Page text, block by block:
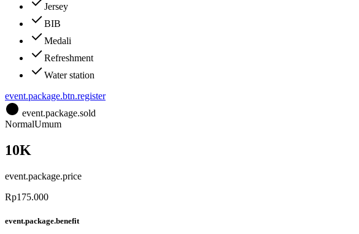
Jersey
BIB
Medali
Refreshment
Water station
event.package.btn.register
event.package.sold
NormalUmum
10K
event.package.price
Rp175.000
event.package.benefit